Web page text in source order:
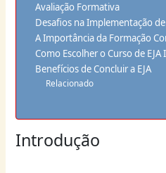
Avaliação Formativa
Desafios na Implementação
A Importância da Formação
Como Escolher o Curso de EJA
Benefícios de Concluir a EJA
Relacionado
Introdução